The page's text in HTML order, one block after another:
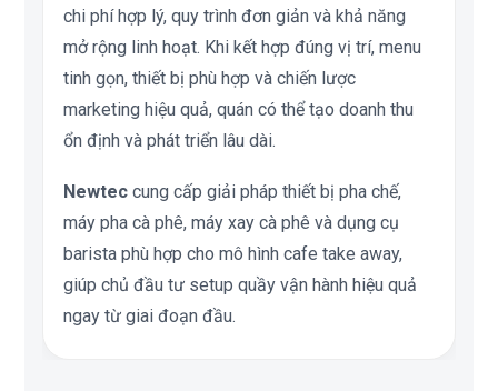
chi phí hợp lý, quy trình đơn giản và khả năng
mở rộng linh hoạt. Khi kết hợp đúng vị trí, menu
tinh gọn, thiết bị phù hợp và chiến lược
marketing hiệu quả, quán có thể tạo doanh thu
ổn định và phát triển lâu dài.
Newtec cung cấp giải pháp thiết bị pha chế,
máy pha cà phê, máy xay cà phê và dụng cụ
barista phù hợp cho mô hình cafe take away,
giúp chủ đầu tư setup quầy vận hành hiệu quả
ngay từ giai đoạn đầu.